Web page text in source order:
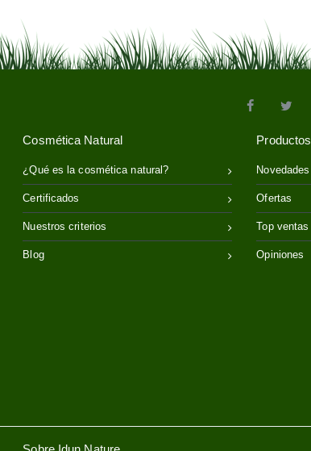
Cosmética Natural
¿Qué es la cosmética natural?
Certificados
Nuestros criterios
Blog
Productos
Novedades
Ofertas
Top ventas
Opiniones